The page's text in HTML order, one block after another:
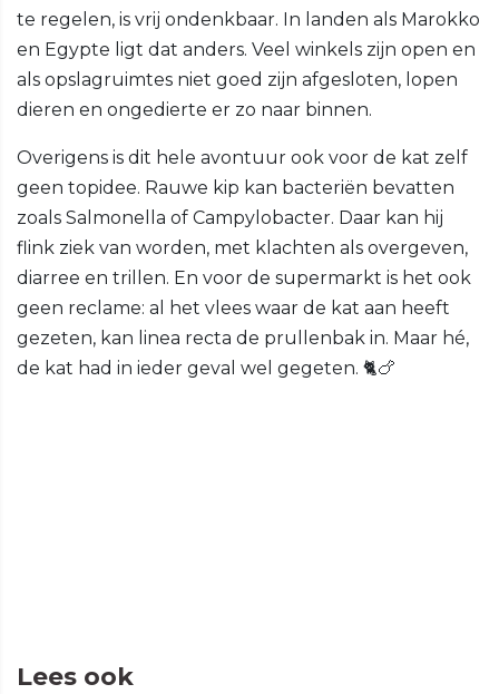
te regelen, is vrij ondenkbaar. In landen als Marokko
en Egypte ligt dat anders. Veel winkels zijn open en
als opslagruimtes niet goed zijn afgesloten, lopen
dieren en ongedierte er zo naar binnen.
Overigens is dit hele avontuur ook voor de kat zelf
geen topidee. Rauwe kip kan bacteriën bevatten
zoals Salmonella of Campylobacter. Daar kan hij
flink ziek van worden, met klachten als overgeven,
diarree en trillen. En voor de supermarkt is het ook
geen reclame: al het vlees waar de kat aan heeft
gezeten, kan linea recta de prullenbak in. Maar hé,
de kat had in ieder geval wel gegeten. 🐈🍗
Lees ook